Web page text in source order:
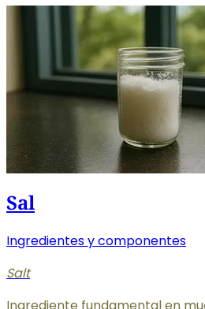
Sal
Ingredientes y componentes
Salt